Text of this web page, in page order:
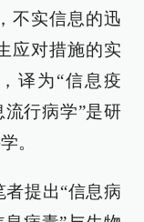
不实信息的迅
应对措施的实
译为“信息疫
流行病学”是研
。
提出“信息病